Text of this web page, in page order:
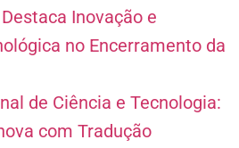
Inovação e
no Encerramento da
de Ciência e Tecnologia:
com Tradução